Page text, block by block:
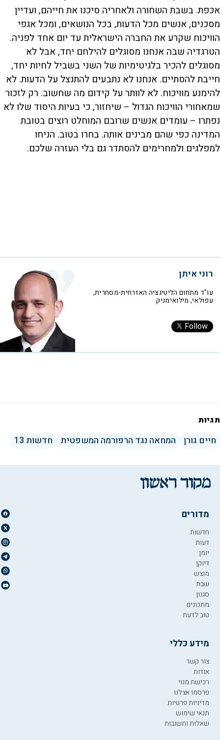
אכפת. בשבת השחורה ולאחריה סיכנו את חייהם, ועדיין
מסכנים, אנשים מכל הדעות, בכל הנושאים, ומכל אגפי
הוויכוח שקרע את החברה הישראלית עד יום אחד לפניה.
הטרגדיה שבה אנחנו מסוגלים להילחם יחד, אבל לא
מסוגלים להכיר בלגיטימיות של השני בשביל לחיות יחד,
חייבת להסתיים. אנחנו לא נתבעים להתנצל על הדעות. לא
להימנע מוויכוח. לא לוותר על קידום מה שחשוב. רק לזכור
שמאחורי הוויכוח הגדול – שיחזור, כי בעיות היסוד שלו לא
נפתרו – עומדים אנשים שרובם המוחלט רוצים בטובת
המדינה כפי שהם מבינים אותה. בחרו בטוב. הניחו
למפלגים ולמחרימים להסתדר גם בלי העזרה שלכם.
רוני איתן
עו"ד מתחום הליטיגציה האזרחית-מסחרית,
עפולאי, מילואימניק
Follow
תגיות
חיים גורן המחאה נגד הרפורמה המשפטית חדשות 13
מדורים
חדשות
דעות
יומן
דיוקן
מוצש
שבת
סגנון
מתכונים
טוב לדעת
מידע כללי
צור קשר
אודות
רכישת מנוי
פרסמו אצלנו
מדיניות פרטיות
תנאי שימוש
שאלות ותשובות